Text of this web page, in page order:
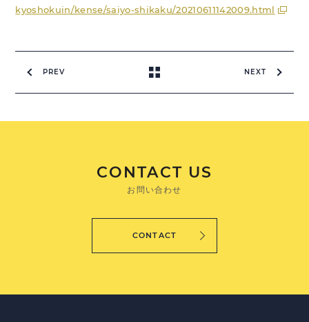
kyoshokuin/kense/saiyo-shikaku/20210611142009.html
PREV NEXT
CONTACT US
お問い合わせ
CONTACT